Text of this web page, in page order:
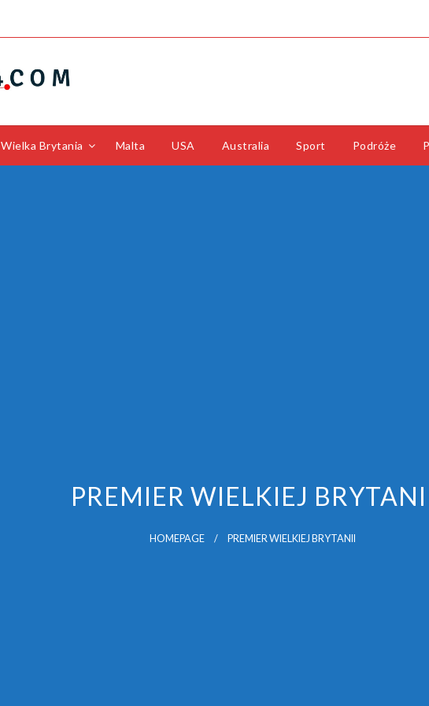
Wielka Brytania Malta USA Australia Sport Podróże
PREMIER WIELKIEJ
HOMEPAGE PREMIER WIELKIEJ BRYTANII